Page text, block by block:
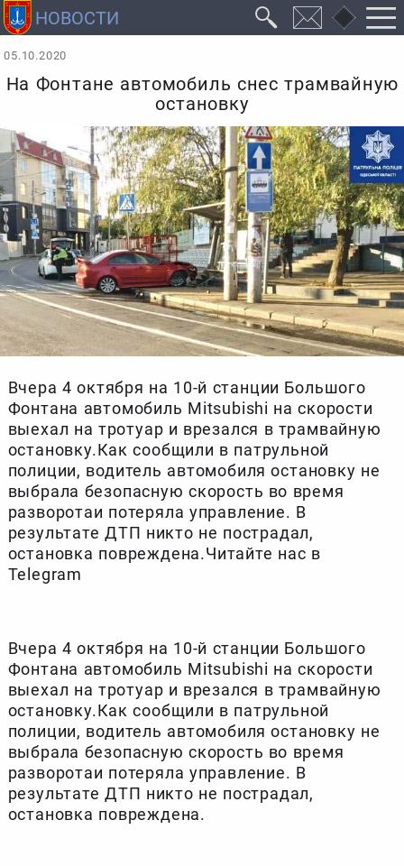
05.10.2020
На Фонтане автомобиль снес трамвайную
остановку
Вчера 4 октября на 10-й станции Большого
Фонтана автомобиль Mitsubishi на скорости
выехал на тротуар и врезался в трамвайную
остановку.Как сообщили в патрульной
полиции, водитель автомобиля остановку не
выбрала безопасную скорость во время
разворотаи потеряла управление. В
результате ДТП никто не пострадал,
остановка повреждена.Читайте нас в
Telegram
Вчера 4 октября на 10-й станции Большого
Фонтана автомобиль Mitsubishi на скорости
выехал на тротуар и врезался в трамвайную
остановку.Как сообщили в патрульной
полиции, водитель автомобиля остановку не
выбрала безопасную скорость во время
разворотаи потеряла управление. В
результате ДТП никто не пострадал,
остановка повреждена.